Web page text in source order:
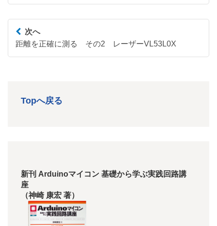
次へ
距離を正確に測る その2 レーザーVL53L0X
Topへ戻る
新刊 Arduinoマイコン 基礎から学ぶ実践回路講
座
（神崎 康宏 著）